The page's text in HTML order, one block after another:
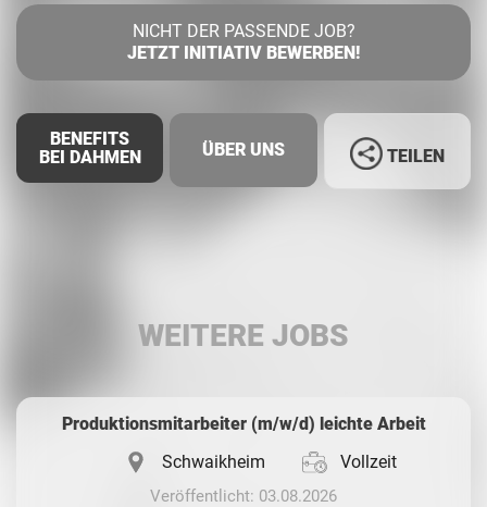
NICHT DER PASSENDE JOB?
JETZT INITIATIV BEWERBEN!
BENEFITS
BEI DAHMEN
ÜBER UNS TEILEN
WEITERE JOBS
Produktionsmitarbeiter (m/w/d) leichte Arbeit
Schwaikheim
Vollzeit
Veröffentlicht: 03.08.2026